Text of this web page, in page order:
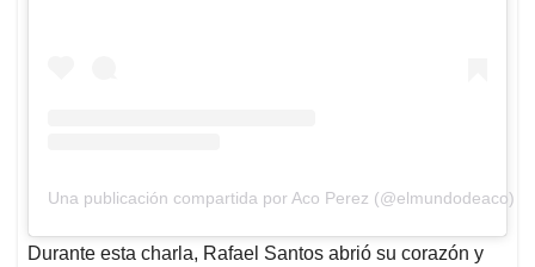
Una publicación compartida por Aco Perez (@elmundodeaco)
Durante esta charla, Rafael Santos abrió su corazón y